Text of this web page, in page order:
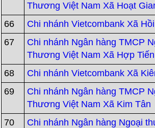
Thương Việt Nam Xã Hoạt
66 Chi nhánh Vietcombank Xã
67
Chi nhánh Ngân hàng TMCP
Thương Việt Nam Xã Hợp Tiến
68 Chi nhánh Vietcombank Xã
69
Chi nhánh Ngân hàng TMCP
Thương Việt Nam Xã Kim Tân
70
Chi nhánh Ngân hàng Ngoại